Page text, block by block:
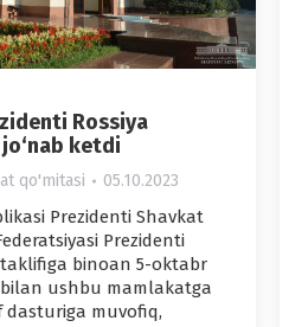
Rossiya
ketdi
qo'mitasi 05.10.2023
Prezidenti Shavkat
Prezidenti
binoan 5-oktabr
ushbu mamlakatga
dasturiga muvofiq,